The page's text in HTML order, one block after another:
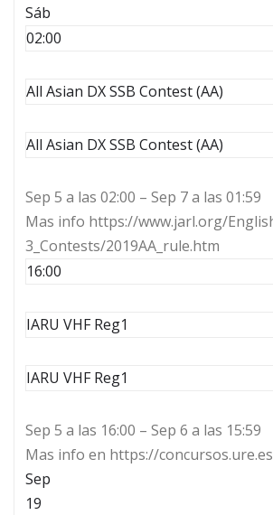
Sáb
02:00
All Asian DX SSB Contest (AA)
All Asian DX SSB Contest (AA)
Sep 5 a las 02:00 – Sep 7 a las 01:59
Mas info https://www.jarl.org/
3_Contests/2019AA_rule.htm
16:00
IARU VHF Reg1
IARU VHF Reg1
Sep 5 a las 16:00 – Sep 6 a las 15:59
Mas info en https://
Sep
19